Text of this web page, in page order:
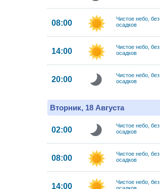
08:00
Чистое небо, без
осадков
14:00
Чистое небо, без
осадков
20:00
Чистое небо, без
осадков
Вторник, 18 Августа
02:00
Чистое небо, без
осадков
08:00
Чистое небо, без
осадков
14:00
Чистое небо, без